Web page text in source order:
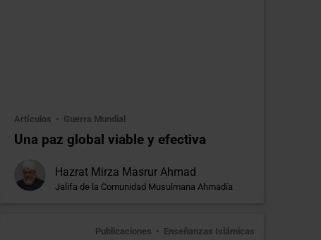
Artículos Guerra Mundial
Una paz global viable y efectiva
Hazrat Mirza Masrur Ahmad
Jalifa de la Comunidad Musulmana Ahmadía
Publicaciones Enseñanzas Islámicas